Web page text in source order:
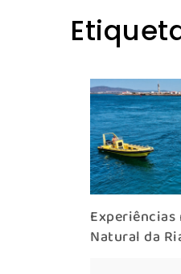
Experiências
Natural da